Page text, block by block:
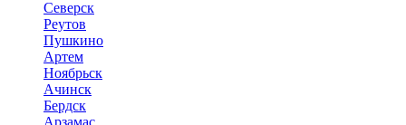
Северск
Реутов
Пушкино
Артем
Ноябрьск
Ачинск
Бердск
Арзамас